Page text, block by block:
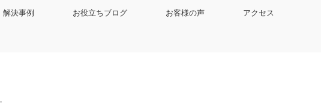
解決事例 お役立ちブログ お客様の声 アクセス